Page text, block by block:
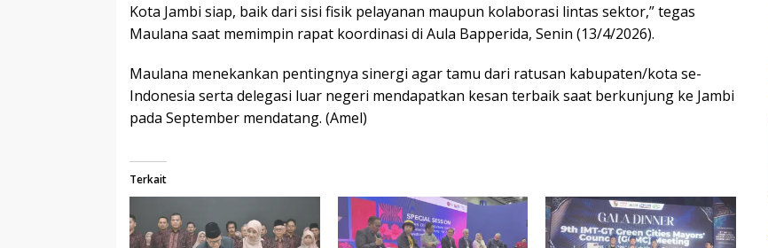
Kota Jambi siap, baik dari sisi fisik pelayanan maupun kolaborasi lintas sektor,” tegas
Maulana saat memimpin rapat koordinasi di Aula Bapperida, Senin (13/4/2026).​
Maulana menekankan pentingnya sinergi agar tamu dari ratusan kabupaten/kota se-
Indonesia serta delegasi luar negeri mendapatkan kesan terbaik saat berkunjung ke Jambi
pada September mendatang. (Amel)
Terkait